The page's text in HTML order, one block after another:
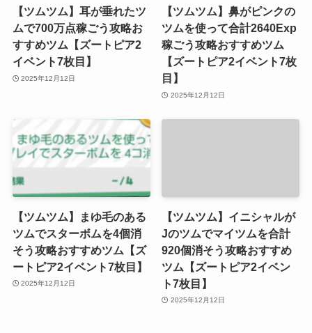
【ツムツム】耳が垂れたツ
ムで700万点稼ごう攻略お
すすめツム【ズートピア2
イベント7枚目】
2025年12月12日
【ツムツム】鼻がピンクの
ツムを使って合計2640Exp
稼ごう攻略おすすめツム
【ズートピア2イベント7枚
目】
2025年12月12日
【ツムツム】まゆ毛のある
ツムでスターボムを4個消
そう攻略おすすめツム【ズ
ートピア2イベント7枚目】
2025年12月12日
【ツムツム】イニシャルが
Jのツムでマイツムを合計
920個消そう攻略おすすめ
ツム【ズートピア2イベン
ト7枚目】
2025年12月12日